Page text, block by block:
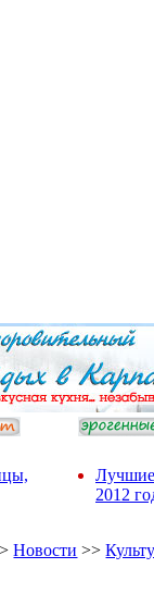
Лучшие
2012
Новости >>